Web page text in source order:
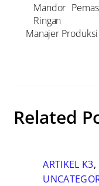
Mandor
Ringan
Manajer
Related
ARTIKEL K3,